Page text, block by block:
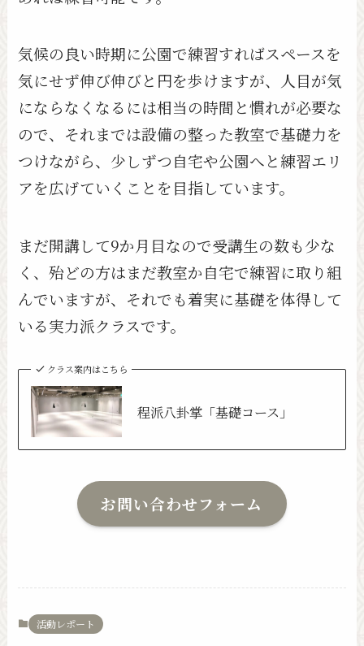
気候の良い時期に公園で練習すればスペースを
気にせず伸び伸びと円を歩けますが、人目が気
にならなくなるには相当の時間と慣れが必要な
ので、それまでは設備の整った教室で基礎力を
つけながら、少しずつ自宅や公園へと練習エリ
アを広げていくことを目指しています。
まだ開講して9か月目なので受講生の数も少な
く、殆どの方はまだ教室か自宅で練習に取り組
んでいますが、それでも着実に基礎を体得して
いる実力派クラスです。
クラス案内はこちら
程派八卦掌「基礎コース」
お問い合わせフォーム
活動レポート